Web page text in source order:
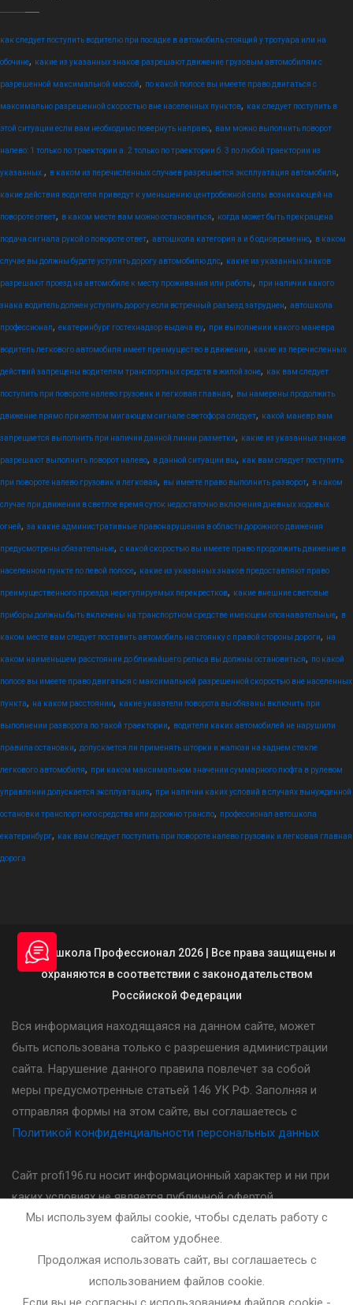
как следует поступить водителю при посадке в автомобиль стоящий у тротуара или на
обочине, какие из указанных знаков разрешают движение грузовым автомобилям с
разрешенной максимальной массой, по какой полосе вы имеете право двигаться с
максимально разрешенной скоростью вне населенных пунктов, как следует поступить в
этой ситуации если вам необходимо повернуть направо, вам можно выполнить поворот
налево: 1 только по траектории а. 2 только по траектории б. 3 по любой траектории из
указанных. , в каком из перечисленных случаев разрешается эксплуатация автомобиля,
какие действия водителя приведут к уменьшению центробежной силы возникающей на
повороте ответ, в каком месте вам можно остановиться, когда может быть прекращена
подача сигнала рукой о повороте ответ, автошкола категория а и б одновременно, в каком
случае вы должны будете уступить дорогу автомобилю дпс, какие из указанных знаков
разрешают проезд на автомобиле к месту проживания или работы, при наличии какого
знака водитель должен уступить дорогу если встречный разъезд затруднен, автошкола
профессионал, екатеринбург гостехнадзор выдача ву, при выполнении какого маневра
водитель легкового автомобиля имеет преимущество в движении, какие из перечисленных
действий запрещены водителям транспортных средств в жилой зоне, как вам следует
поступить при повороте налево грузовик и легковая главная, вы намерены продолжить
движение прямо при желтом мигающем сигнале светофора следует, какой маневр вам
запрещается выполнить при наличии данной линии разметки, какие из указанных знаков
разрешают выполнить поворот налево, в данной ситуации вы, как вам следует поступить
при повороте налево грузовик и легковая, вы имеете право выполнить разворот, в каком
случае при движении в светлое время суток недостаточно включения дневных ходовых
огней, за какие административные правонарушения в области дорожного движения
предусмотрены обязательные, с какой скоростью вы имеете право продолжить движение в
населенном пункте по левой полосе, какие из указанных знаков предоставляют право
преимущественного проезда нерегулируемых перекрестков, какие внешние световые
приборы должны быть включены на транспортном средстве имеющем опознавательные, в
каком месте вам следует поставить автомобиль на стоянку с правой стороны дороги, на
каком наименьшем расстоянии до ближайшего рельса вы должны остановиться, по какой
полосе вы имеете право двигаться с максимальной разрешенной скоростью вне населенных
пункта, на каком расстоянии, какие указатели поворота вы обязаны включить при
выполнении разворота по такой траектории, водители каких автомобилей не нарушили
правила остановки, допускается ли применять шторки и жалюзи на заднем стекле
легкового автомобиля, при каком максимальном значении суммарного люфта в рулевом
управлении допускается эксплуатация, при наличии каких условий в случаях вынужденной
остановки транспортного средства или дорожно транспо, профессионал автошкола
екатеринбург, как вам следует поступить при повороте налево грузовик и легковая главная
дорога
© Автошкола Профессионал 2026 | Все права защищены и
охраняются в соответствии с законодательством
Россйиской Федерации
Вся информация находящаяся на данном сайте, может
быть использована только с разрешения администрации
сайта. Нарушение данного правила повлечет за собой
меры предусмотренные статьей 146 УК РФ. Заполняя и
отправляя формы на этом сайте, вы соглашаетесь с
Политикой конфиденциальности персональных данных
Сайт profi196.ru носит информационный характер и ни при
каких условиях не является публичной офертой,
определяемой положениями статьи 437(2) Гражданского
кодекса Российской Федерации. Стоимость, порядок и
другие условия предоставления услуг указанных на сайте
необходимо уточнять у администратора автошколы.
Мы используем файлы cookie, чтобы сделать работу с
сайтом удобнее.
Продолжая использовать сайт, вы соглашаетесь с
использованием файлов cookie.